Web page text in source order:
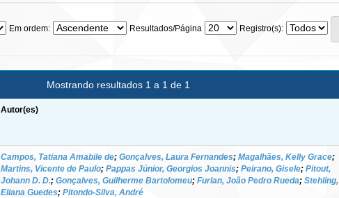
Em ordem: Resultados/Página Registro(s):
Mostrando resultados 1 a 1 de 1
Autor(es)
Campos, Tatiana Amabile de; Gonçalves, Laura Fernandes; Magalhães, Kelly Grace;
Martins, Vicente de Paulo; Pappas Júnior, Georgios Joannis; Peirano, Gisele; Pitout,
Johann D. D.; Gonçalves, Guilherme Bartolomeu; Furlan, João Pedro Rueda; Stehling,
Eliana Guedes; Pitondo-Silva, André